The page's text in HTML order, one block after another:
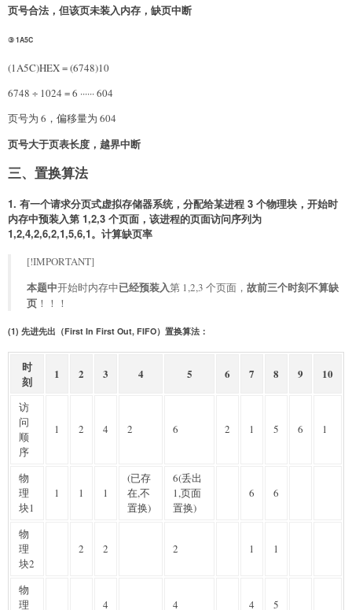
页号合法，但该页未装入内存，缺页中断
③ 1A5C
(1A5C)HEX = (6748)10
6748 ÷ 1024 = 6 ······ 604
页号为 6，偏移量为 604
页号大于页表长度，越界中断
三、置换算法
1. 有一个请求分页式虚拟存储器系统，分配给某进程 3 个物理块，开始时
内存中预装入第 1,2,3 个页面，该进程的页面访问序列为
1,2,4,2,6,2,1,5,6,1。计算缺页率
[!IMPORTANT]
本题中开始时内存中已经预装入第 1,2,3 个页面， 故前三个时刻不算缺
页！！！
(1) 先进先出（First In First Out, FIFO）置换算法：
时
刻
1 2 3 4 5 6 7 8 9 10
访
问
顺
序
1 2 4 2 6 2 1 5 6 1
物
理
块1
1 1 1
(已存
在,不
置换)
6(丢出
1,页面
置换)
6 6
物
理
块2
2 2 2 1 1
物
理
4 4 4 5